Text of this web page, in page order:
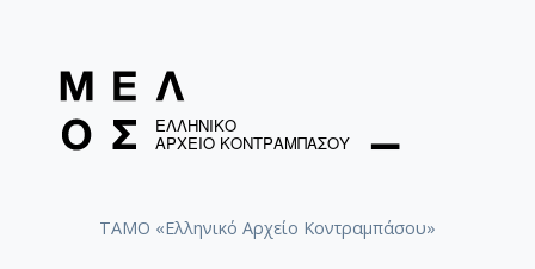
ΤΑΜΟ «Ελληνικό Αρχείο Κοντραμπάσου»